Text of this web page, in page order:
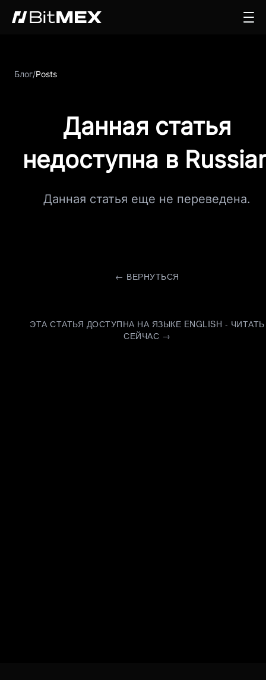
Блог/Posts
Данная статья
недоступна в
Данная статья еще не переведена.
← ВЕРНУТЬСЯ
ЭТА СТАТЬЯ ДОСТУПНА НА ЯЗЫКЕ ENGLISH - ЧИТАТЬ
СЕЙЧАС →